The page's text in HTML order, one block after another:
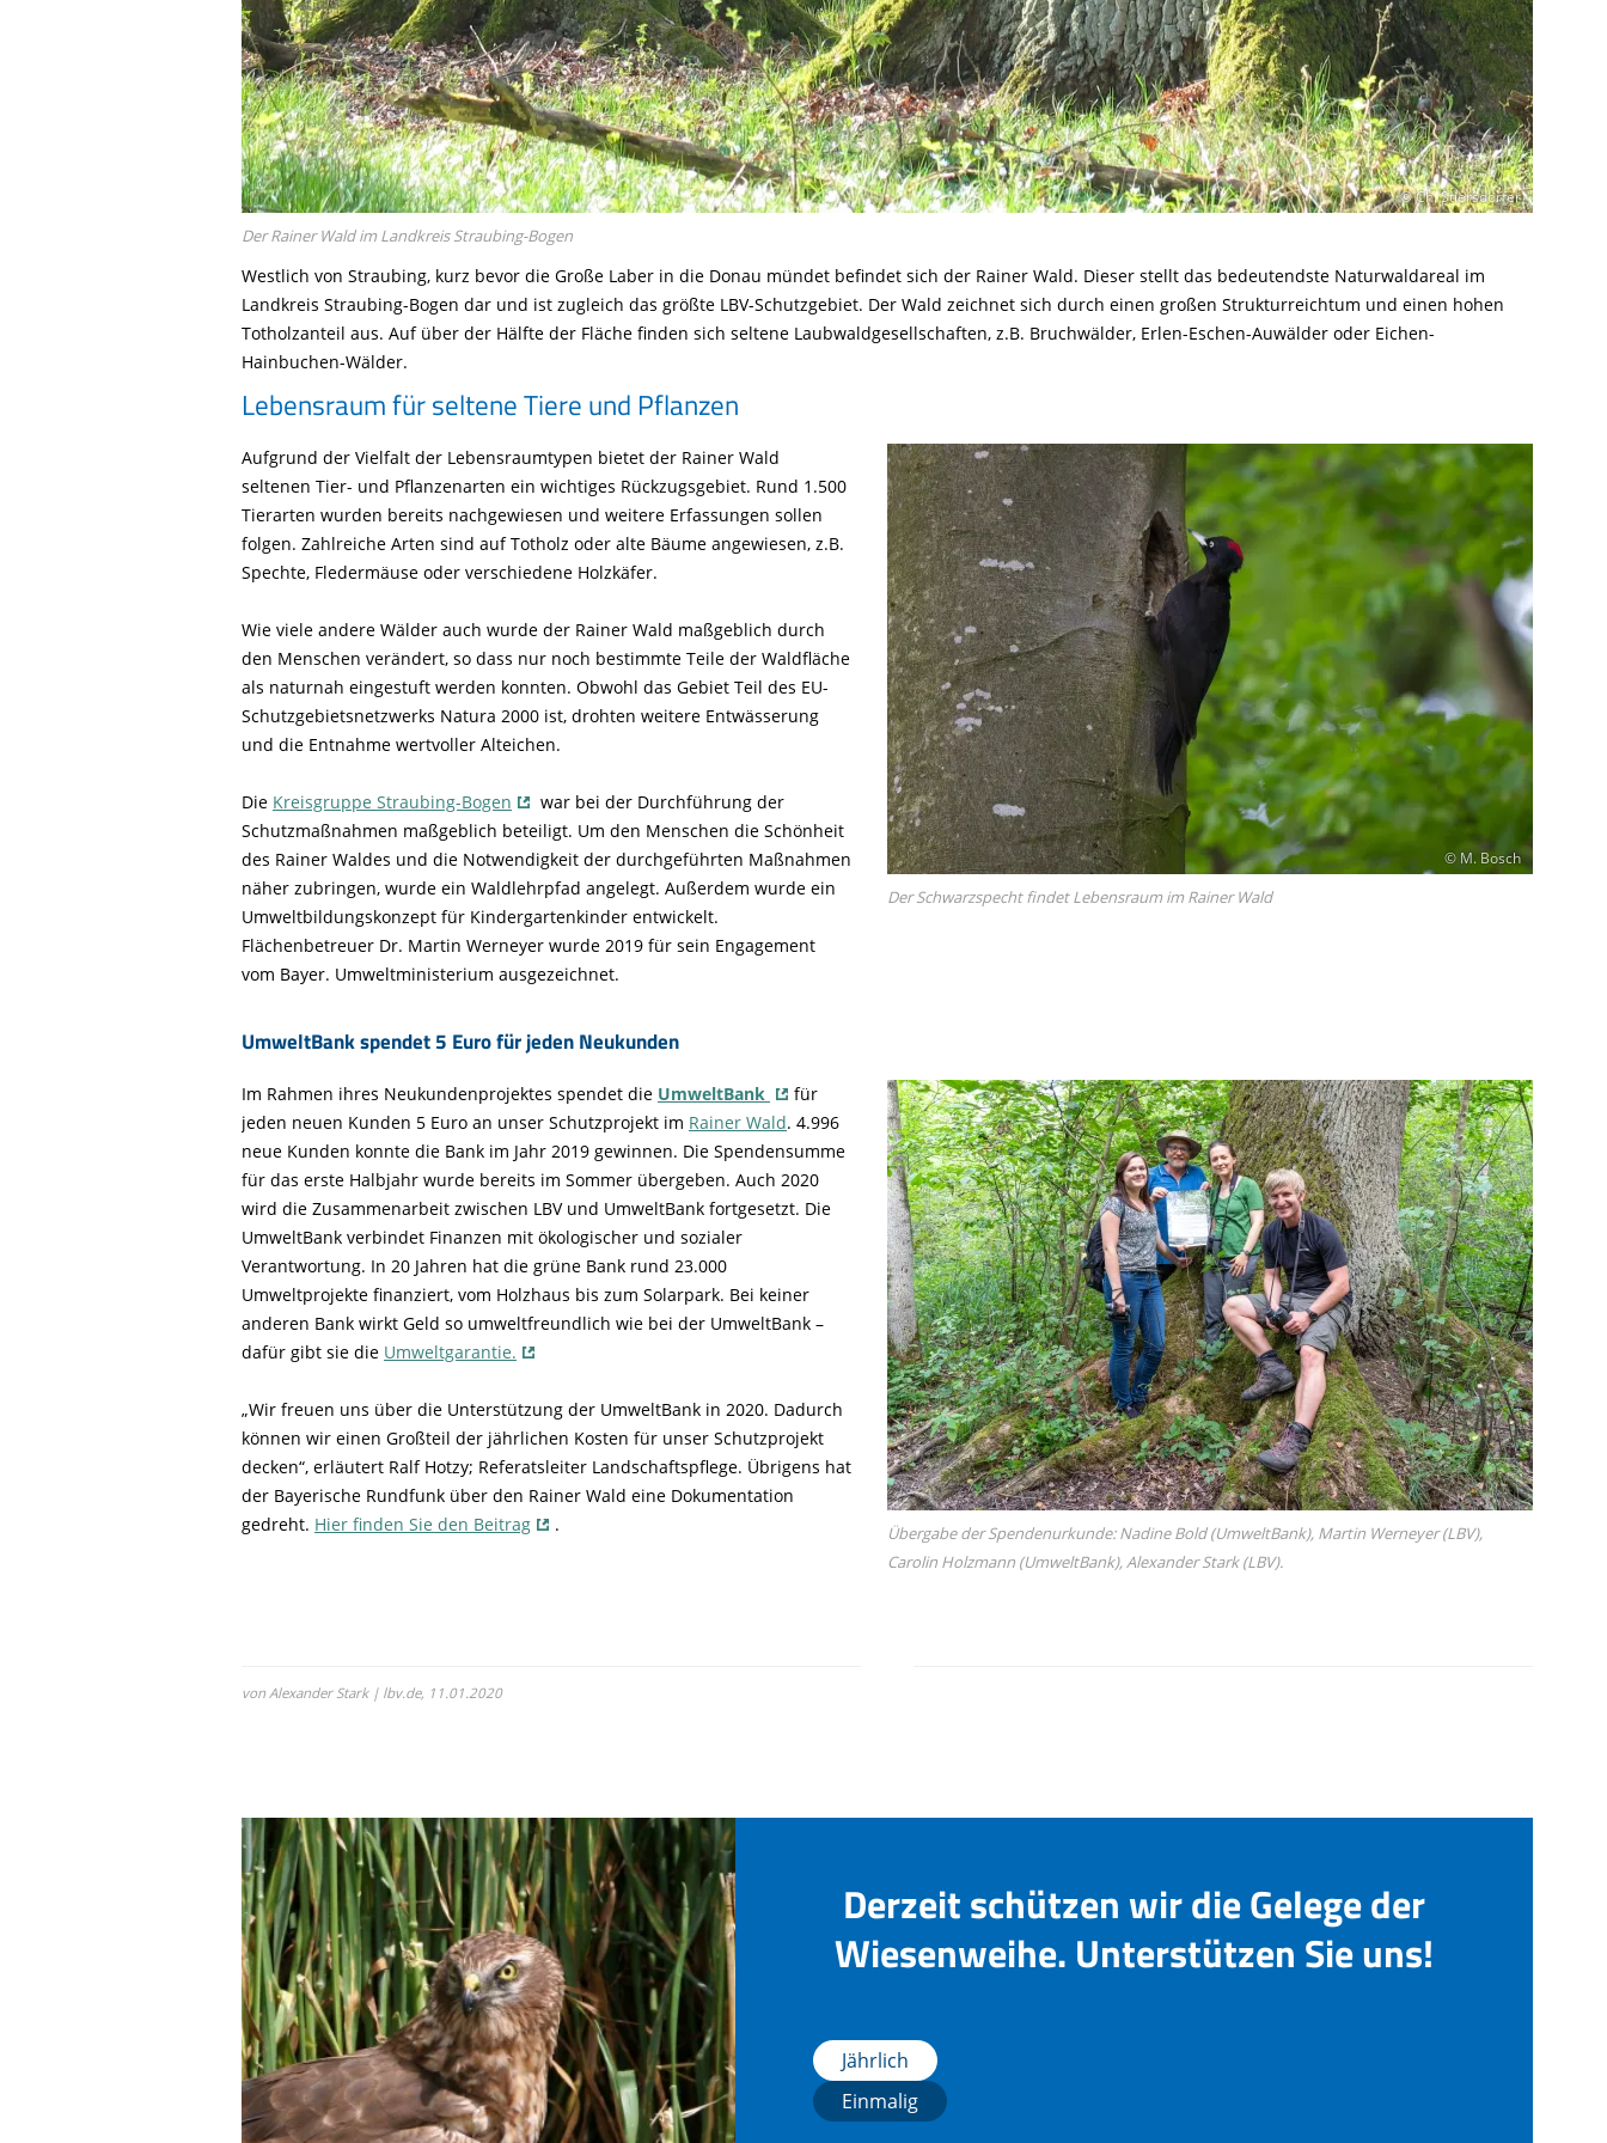
© Ch. Stiersdorfer
Der Rainer Wald im Landkreis Straubing-Bogen
Westlich von Straubing, kurz bevor die Große Laber in die Donau mündet befindet sich der Rainer Wald. Dieser stellt das bedeutendste Naturwaldareal im
Landkreis Straubing-Bogen dar und ist zugleich das größte LBV-Schutzgebiet. Der Wald zeichnet sich durch einen großen Strukturreichtum und einen hohen
Totholzanteil aus. Auf über der Hälfte der Fläche finden sich seltene Laubwaldgesellschaften, z.B. Bruchwälder, Erlen-Eschen-Auwälder oder Eichen-
Hainbuchen-Wälder.
Lebensraum für seltene Tiere und Pflanzen
© M. Bosch
Der Schwarzspecht findet Lebensraum im Rainer Wald
Aufgrund der Vielfalt der Lebensraumtypen bietet der Rainer Wald
seltenen Tier- und Pflanzenarten ein wichtiges Rückzugsgebiet. Rund 1.500
Tierarten wurden bereits nachgewiesen und weitere Erfassungen sollen
folgen. Zahlreiche Arten sind auf Totholz oder alte Bäume angewiesen, z.B.
Spechte, Fledermäuse oder verschiedene Holzkäfer.
Wie viele andere Wälder auch wurde der Rainer Wald maßgeblich durch
den Menschen verändert, so dass nur noch bestimmte Teile der Waldfläche
als naturnah eingestuft werden konnten. Obwohl das Gebiet Teil des EU-
Schutzgebietsnetzwerks Natura 2000 ist, drohten weitere Entwässerung
und die Entnahme wertvoller Alteichen.
Die Kreisgruppe Straubing-Bogen
war bei der Durchführung der
Schutzmaßnahmen maßgeblich beteiligt. Um den Menschen die Schönheit
des Rainer Waldes und die Notwendigkeit der durchgeführten Maßnahmen
näher zubringen, wurde ein Waldlehrpfad angelegt. Außerdem wurde ein
Umweltbildungskonzept für Kindergartenkinder entwickelt.
Flächenbetreuer Dr. Martin Werneyer wurde 2019 für sein Engagement
vom Bayer. Umweltministerium ausgezeichnet.
UmweltBank spendet 5 Euro für jeden Neukunden
Übergabe der Spendenurkunde: Nadine Bold (UmweltBank), Martin Werneyer (LBV),
Carolin Holzmann (UmweltBank), Alexander Stark (LBV).
Im Rahmen ihres Neukundenprojektes spendet die UmweltBank
für
jeden neuen Kunden 5 Euro an unser Schutzprojekt im Rainer Wald. 4.996
neue Kunden konnte die Bank im Jahr 2019 gewinnen. Die Spendensumme
für das erste Halbjahr wurde bereits im Sommer übergeben. Auch 2020
wird die Zusammenarbeit zwischen LBV und UmweltBank fortgesetzt. Die
UmweltBank verbindet Finanzen mit ökologischer und sozialer
Verantwortung. In 20 Jahren hat die grüne Bank rund 23.000
Umweltprojekte finanziert, vom Holzhaus bis zum Solarpark. Bei keiner
anderen Bank wirkt Geld so umweltfreundlich wie bei der UmweltBank –
dafür gibt sie die Umweltgarantie.
„Wir freuen uns über die Unterstützung der UmweltBank in 2020. Dadurch
können wir einen Großteil der jährlichen Kosten für unser Schutzprojekt
decken“, erläutert Ralf Hotzy; Referatsleiter Landschaftspflege. Übrigens hat
der Bayerische Rundfunk über den Rainer Wald eine Dokumentation
gedreht. Hier finden Sie den Beitrag .
von Alexander Stark | lbv.de, 11.01.2020
Derzeit schützen wir die Gelege der
Wiesenweihe. Unterstützen Sie uns!
Jährlich
Einmalig